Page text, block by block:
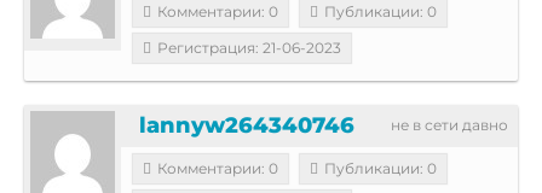
Комментарии: 0
Публикации: 0
Регистрация: 21-06-2023
не в сети давно
lannyw264340746
Комментарии: 0
Публикации: 0